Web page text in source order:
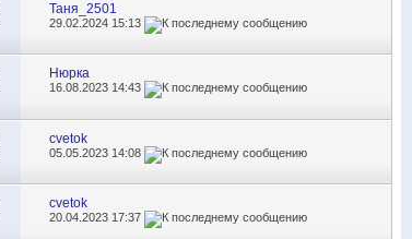
Таня_2501
29.02.2024 15:13
Нюрка
16.08.2023 14:43
cvetok
05.05.2023 14:08
cvetok
20.04.2023 17:37